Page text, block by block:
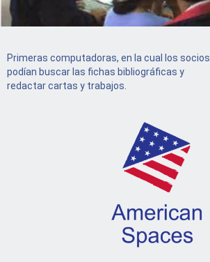
Primeras computadoras, en la cual los socios
podían buscar las fichas bibliográficas y
redactar cartas y trabajos.